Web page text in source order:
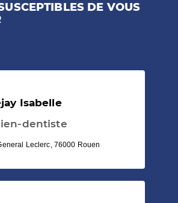
DE VOUS
Isabelle
dentiste
Leclerc, 76000 Rouen